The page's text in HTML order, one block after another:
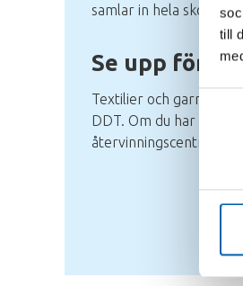
till
samlar in hela skor i
Se upp för
Textilier och garn från
DDT. Om du har
återvinningscentralen